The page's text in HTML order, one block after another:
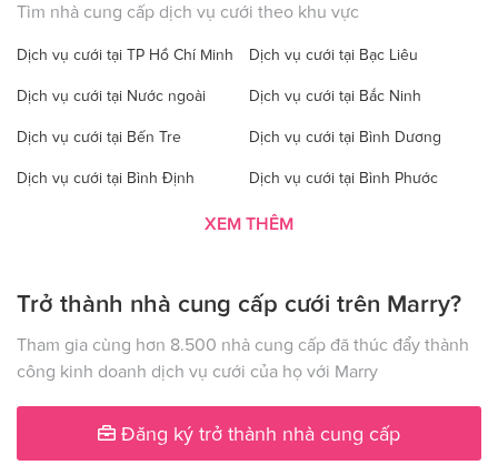
Tìm nhà cung cấp dịch vụ cưới theo khu vực
Dịch vụ cưới tại TP Hồ Chí Minh Dịch vụ cưới tại Bạc Liêu
Dịch vụ cưới tại Nước ngoài Dịch vụ cưới tại Bắc Ninh
Dịch vụ cưới tại Bến Tre Dịch vụ cưới tại Bình Dương
Dịch vụ cưới tại Bình Định Dịch vụ cưới tại Bình Phước
Dịch vụ cưới tại Bình Thuận Dịch vụ cưới tại Cà Mau
Dịch vụ cưới tại Hà Nội Dịch vụ cưới tại Đăk Nông
Dịch vụ cưới tại Điện Biên Dịch vụ cưới tại Đồng Nai
Dịch vụ cưới tại Đồng Tháp Dịch vụ cưới tại Gia Lai
Dịch vụ cưới tại Hà Giang Dịch vụ cưới tại Hà Nam
XEM THÊM
Trở thành nhà cung cấp cưới trên Marry?
Tham gia cùng hơn 8.500 nhà cung cấp đã thúc đẩy thành
công kinh doanh dịch vụ cưới của họ với Marry
Đăng ký trở thành nhà cung cấp